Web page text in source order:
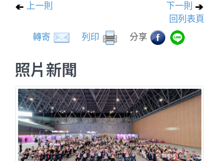
上一則
下一則
回列表頁
轉寄
列印 分享
照片新聞